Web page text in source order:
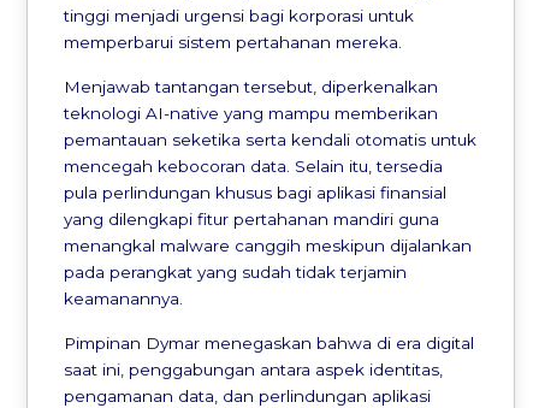
tinggi menjadi urgensi bagi korporasi untuk
memperbarui sistem pertahanan mereka.
Menjawab tantangan tersebut, diperkenalkan
teknologi AI-native yang mampu memberikan
pemantauan seketika serta kendali otomatis untuk
mencegah kebocoran data. Selain itu, tersedia
pula perlindungan khusus bagi aplikasi finansial
yang dilengkapi fitur pertahanan mandiri guna
menangkal malware canggih meskipun dijalankan
pada perangkat yang sudah tidak terjamin
keamanannya.
Pimpinan Dymar menegaskan bahwa di era digital
saat ini, penggabungan antara aspek identitas,
pengamanan data, dan perlindungan aplikasi